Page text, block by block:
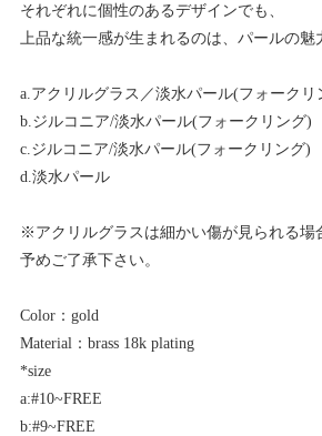
それぞれに個性のあるデザインでも、
上品な統一感が生まれるのは、パールの魅
a.アクリルグラス／淡水パール(フォークリ
b.ジルコニア/淡水パール(フォークリング)
c.ジルコニア/淡水パール(フォークリング)
d.淡水パール
※アクリルグラスは細かい傷が見られる場
予めご了承下さい。
Color：gold
Material：brass 18k plating
*size
a:#10~FREE
b:#9~FREE